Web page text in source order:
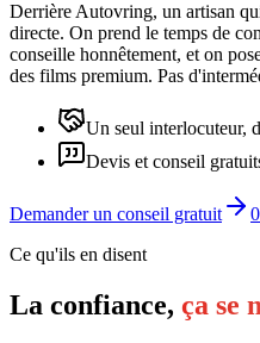
Derrière Autovring, un artisan
directe. On prend le temps de
conseille honnêtement, et on
des films premium. Pas
Un seul interlocuteur,
Devis et conseil
Demander un conseil gratuit
Ce qu'ils en disent
La confiance, ça se